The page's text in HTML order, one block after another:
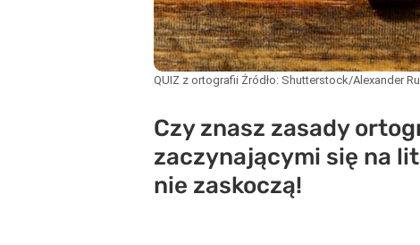
QUIZ z ortografii Źródło: Shutterstock/Alexander
Czy znasz zasady
zaczynającymi się na
nie zaskoczą!